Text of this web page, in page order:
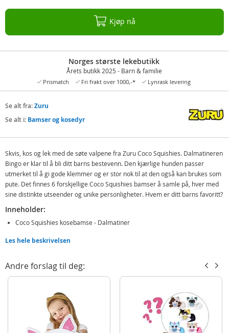
Kjøp nå
Norges største lekebutikk
Årets butikk 2025 - Barn & familie
Prismatch Fri frakt over 1000,-* Lynrask levering
Se alt fra:Zuru
Se alt i: Bamser og kosedyr
Skvis, kos og lek med de søte valpene fra Zuru Coco Squishies. Dalmatineren
Bingo er klar til å bli ditt barns bestevenn. Den kjærlige hunden passer
utmerket til å gi gode klemmer og er stor nok til at den også kan brukes som
pute. Det finnes 6 forskjellige Coco Squishies bamser å samle på, hver med
sine distinkte utseender og unike personligheter. Hvem er ditt barns favoritt?
Inneholder:
Coco Squishies kosebamse - Dalmatiner
Detaljer:
Alder: fra 2 år
Les hele beskrivelsen
Andre forslag til deg: